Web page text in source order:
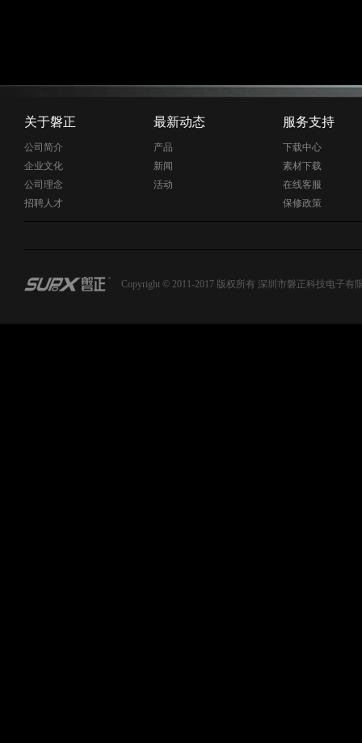
关于磐正
公司简介
企业文化
公司理念
招聘人才
最新动态
产品
新闻
活动
服务支持
下载中心
素材下载
在线客服
保修政策
Copyright © 2011-2017 版权所有 深圳市磐正科技电子有